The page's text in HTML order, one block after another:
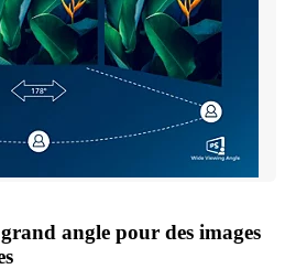
angle pour des images